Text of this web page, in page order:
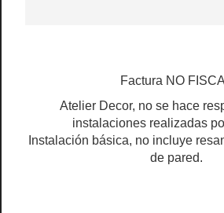
Factura NO
Atelier Decor, no se hace
instalaciones realizadas
Instalación básica, no incluye
de pared.